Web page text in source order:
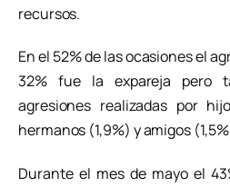
recursos.
En el 52% de las ocasiones el
32% fue la expareja pero
agresiones realizadas por
hermanos (1,9%) y amigos
Durante el mes de mayo el